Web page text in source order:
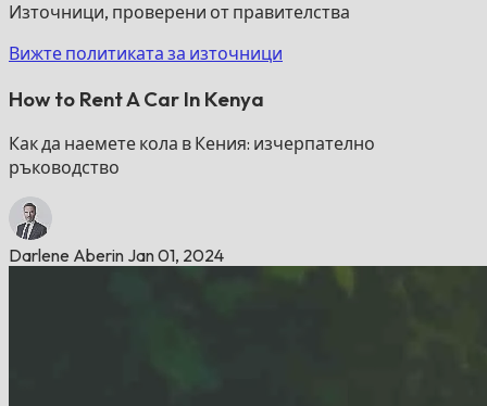
Източници, проверени от правителства
Вижте политиката за източници
How to Rent A Car In Kenya
Как да наемете кола в Кения: изчерпателно
ръководство
Darlene Aberin Jan 01, 2024